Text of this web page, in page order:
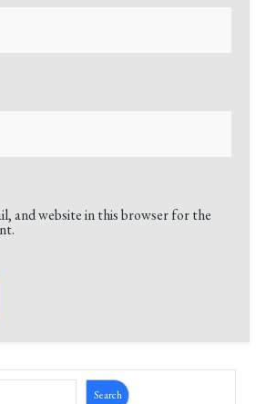
and website in this browser for the
Search